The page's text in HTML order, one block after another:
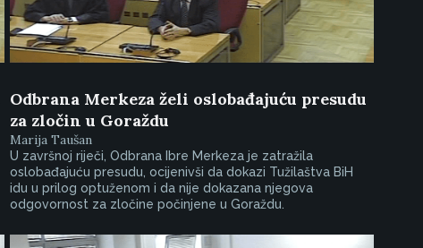
Odbrana Merkeza želi oslobađajuću presudu
za zločin u Goraždu
Marija Taušan
U završnoj riječi, Odbrana Ibre Merkeza je zatražila
oslobađajuću presudu, ocijenivši da dokazi Tužilaštva BiH
idu u prilog optuženom i da nije dokazana njegova
odgovornost za zločine počinjene u Goraždu.